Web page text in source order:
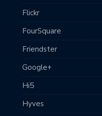
Flickr
FourSquare
Friendster
Google+
Hi5
Hyves